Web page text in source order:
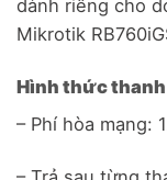
dành riêng cho
Mikrotik
Hình thức
– Phí hòa mạng: